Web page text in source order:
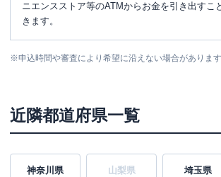
ニエンスストア等のATMからお金を引き出すこ
きます。
※申込時間や審査により希望に沿えない場合があります
近隣都道府県一覧
神奈川県 山梨県 埼玉県